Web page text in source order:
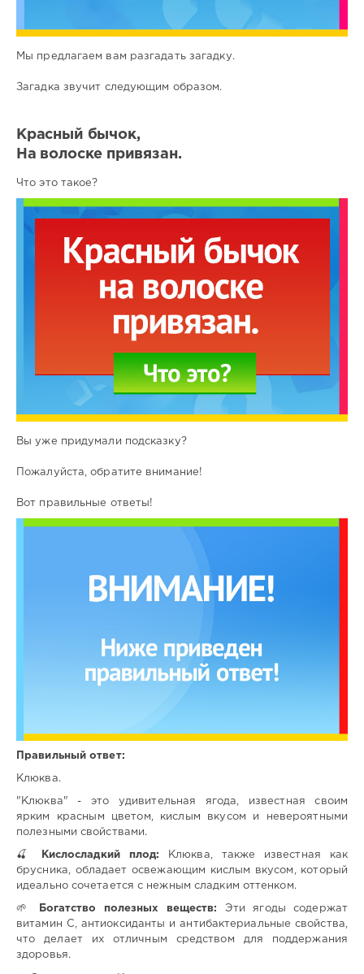
Мы предлагаем вам разгадать загадку.
Загадка звучит следующим образом.
Красный бычок,
На волоске привязан.
Что это такое?
Вы уже придумали подсказку?
Пожалуйста, обратите внимание!
Вот правильные ответы!
Правильный ответ:
Клюква.
"Клюква" - это удивительная ягода, известная своим
ярким красным цветом, кислым вкусом и невероятными
полезными свойствами.
🍒 Кислосладкий плод:
Клюква, также известная как
брусника, обладает освежающим кислым вкусом, который
идеально сочетается с нежным сладким оттенком.
🌱 Богатство полезных веществ:
Эти ягоды содержат
витамин C, антиоксиданты и антибактериальные свойства,
что делает их отличным средством для поддержания
здоровья.